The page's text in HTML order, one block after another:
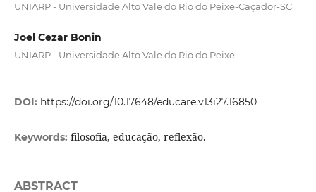
UNIARP - Universidade Alto Vale do Rio do Peixe-Caçador-SC
Joel Cezar Bonin
UNIARP - Universidade Alto Vale do Rio do Peixe.
DOI: https://doi.org/10.17648/educare.v13i27.16850
Keywords: filosofia, educação, reflexão.
ABSTRACT